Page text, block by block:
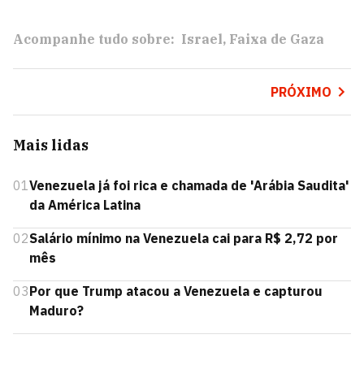
Acompanhe tudo sobre: Israel Faixa de Gaza
PRÓXIMO
Mais lidas
01Venezuela já foi rica e chamada de 'Arábia Saudita'
da América Latina
02Salário mínimo na Venezuela cai para R$ 2,72 por
mês
03Por que Trump atacou a Venezuela e capturou
Maduro?